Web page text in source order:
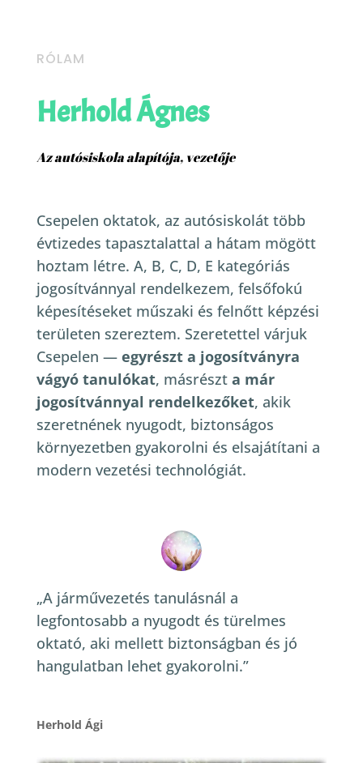
RÓLAM
Herhold Ágnes
Az autósiskola alapítója, vezetője
Csepelen oktatok, az autósiskolát több
évtizedes tapasztalattal a hátam mögött
hoztam létre. A, B, C, D, E kategóriás
jogosítvánnyal rendelkezem, felsőfokú
képesítéseket műszaki és felnőtt képzési
területen szereztem. Szeretettel várjuk
Csepelen — egyrészt a jogosítványra
vágyó tanulókat, másrészt a már
jogosítvánnyal rendelkezőket, akik
szeretnének nyugodt, biztonságos
környezetben gyakorolni és elsajátítani a
modern vezetési technológiát.
„A járművezetés tanulásnál a
legfontosabb a nyugodt és türelmes
oktató, aki mellett biztonságban és jó
hangulatban lehet gyakorolni.”
Herhold Ági